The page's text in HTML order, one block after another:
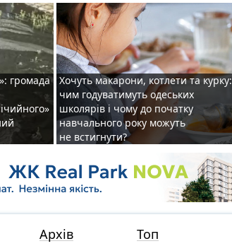
громада
Хочуть макарони, котлети та курку:
чим годуватимуть одеських
школярів і чому до початку
навчального року можуть
не встигнути?
Архів Топ